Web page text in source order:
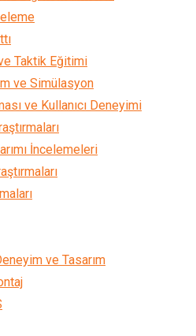
Taktik Eğitimi
ve Simülasyon
ve Kullanıcı Deneyimi
İncelemeleri
ve Tasarım